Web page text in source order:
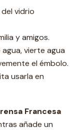
vidrio
y amigos.
vierte agua
el émbolo.
usarla en
Francesa
añade un